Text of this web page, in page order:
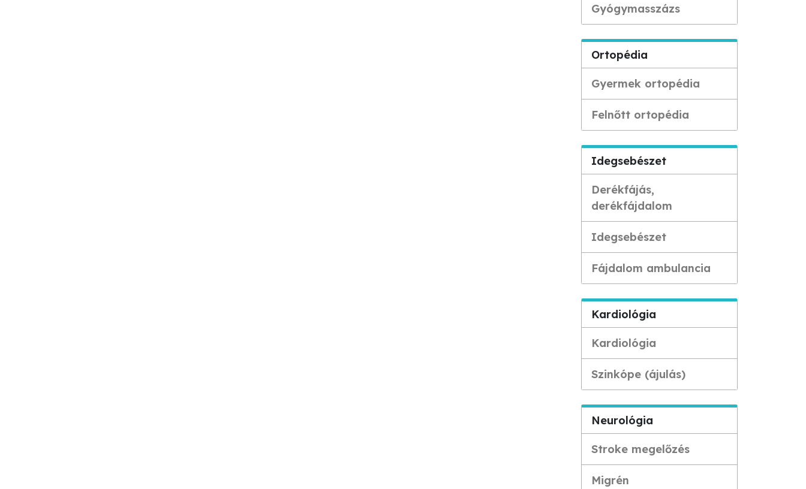
Gyógymasszázs
Ortopédia
Gyermek ortopédia
Felnőtt ortopédia
Idegsebészet
Derékfájás,
derékfájdalom
Idegsebészet
Fájdalom ambulancia
Kardiológia
Kardiológia
Szinkópe (ájulás)
Neurológia
Stroke megelőzés
Migrén